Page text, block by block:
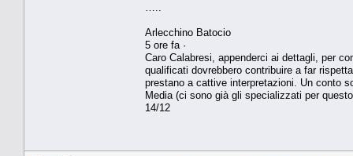
Arlecchino Batocio
5 ore fa ·
Caro Calabresi, appenderci ai dettagli, per
qualificati dovrebbero contribuire a far
prestano a cattive interpretazioni. Un conto
Media (ci sono già gli specializzati per
14/12